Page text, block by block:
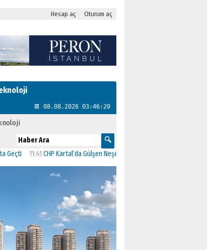
Hesap aç Oturum aç
📆 08.08.2026 03:46:20
11:41 CHP Kartal’da Gülşen Neşe Büklü dönemi